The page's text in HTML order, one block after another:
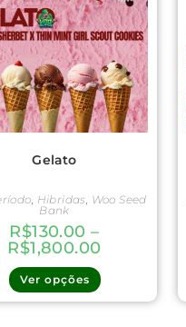
Gelato
, Hibridas, Woo Seed
Bank
R$130.00 –
R$1,800.00
Ver opções